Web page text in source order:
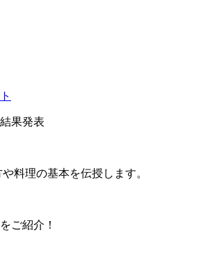
果発表
料理の基本を伝授します。
ご紹介！